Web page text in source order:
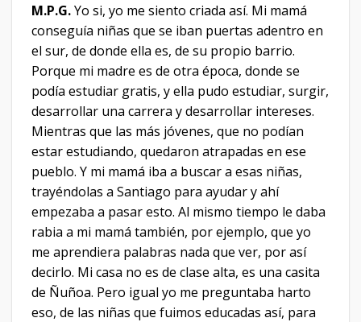
M.P.G.Yo si, yo me siento criada así. Mi mamá
conseguía niñas que se iban puertas adentro en
el sur, de donde ella es, de su propio barrio.
Porque mi madre es de otra época, donde se
podía estudiar gratis, y ella pudo estudiar, surgir,
desarrollar una carrera y desarrollar intereses.
Mientras que las más jóvenes, que no podían
estar estudiando, quedaron atrapadas en ese
pueblo. Y mi mamá iba a buscar a esas niñas,
trayéndolas a Santiago para ayudar y ahí
empezaba a pasar esto. Al mismo tiempo le daba
rabia a mi mamá también, por ejemplo, que yo
me aprendiera palabras nada que ver, por así
decirlo. Mi casa no es de clase alta, es una casita
de Ñuñoa. Pero igual yo me preguntaba harto
eso, de las niñas que fuimos educadas así, para